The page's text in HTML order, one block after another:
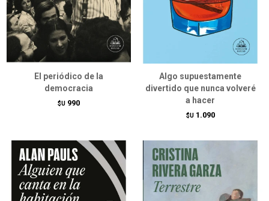
El periódico de la
democracia
$U 990
Algo supuestamente
divertido que nunca volveré
a hacer
$U 1.090